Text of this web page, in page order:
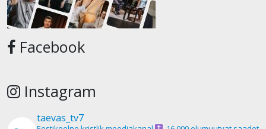
Facebook
Instagram
taevas_tv7